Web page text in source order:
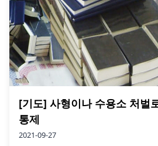
[기도] 사형이나 수용소 처벌
통제
2021-09-27